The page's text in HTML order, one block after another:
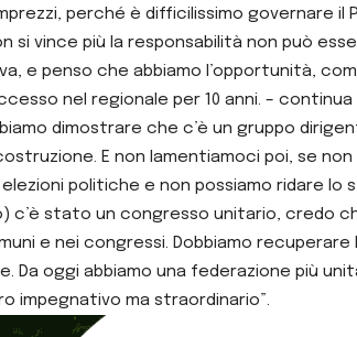
perché è difficilissimo governare il
vince più la responsabilità non può
e penso che abbiamo l’opportunità,
nel regionale per 10 anni. – continua
dimostrare che c’è un gruppo
E non lamentiamoci poi, se
politiche e non possiamo ridare lo
c’è stato un congresso unitario, credo
e nei congressi. Dobbiamo recuperare
oggi abbiamo una federazione più
impegnativo ma straordinario”.